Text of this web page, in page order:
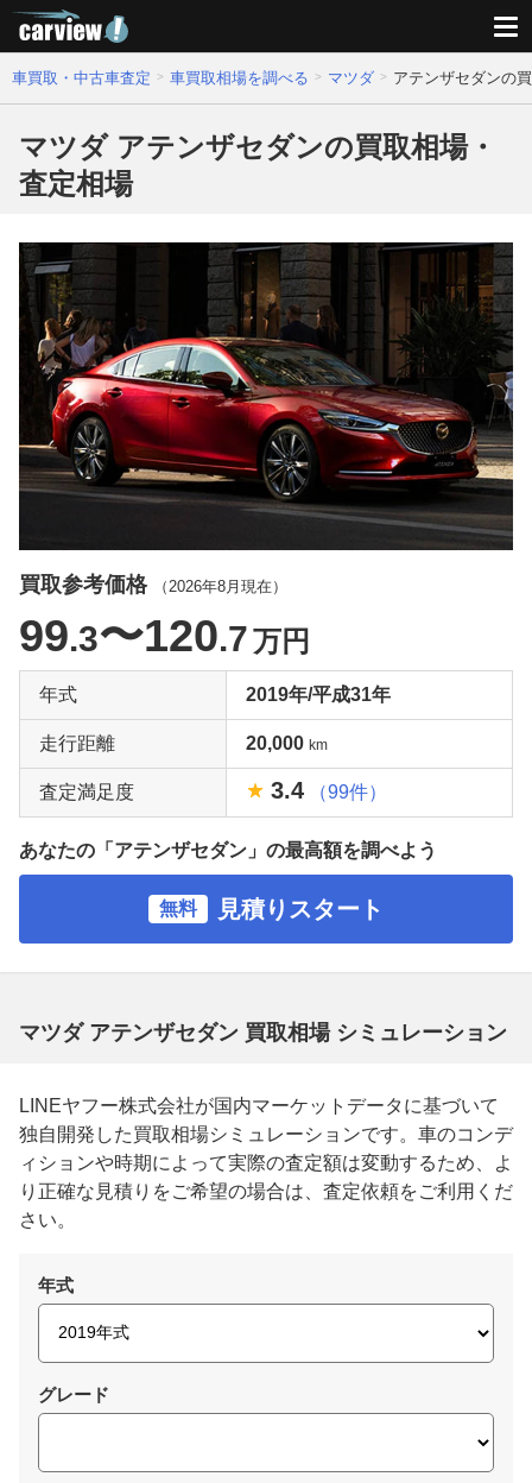
車買取・中古車査定 車買取相場を調べる マツダ アテンザセダンの
マツダ アテンザセダンの買取相場・
査定相場
買取参考価格 （ 2026年8月 現在）
99.3〜120.7万円
年式 2019年/平成31年
走行距離 20,000 km
査定満足度 3.4 （99件）
あなたの「アテンザセダン」の最高額を調べよう
無料 見積りスタート
マツダ アテンザセダン 買取相場 シミュレーション
LINEヤフー株式会社が国内マーケットデータに基づいて
独自開発した買取相場シミュレーションです。車のコンデ
ィションや時期によって実際の査定額は変動するため、よ
り正確な見積りをご希望の場合は、査定依頼をご利用くだ
さい。
年式
グレード